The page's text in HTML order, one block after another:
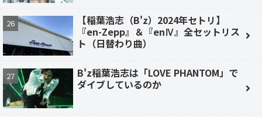
【稲葉浩志（B'z）2024年セトリ】
『en-Zepp』＆『enⅣ』全セットリス
ト（日替わり曲）
B'z稲葉浩志は「LOVE PHANTOM」で
ダイブしているのか